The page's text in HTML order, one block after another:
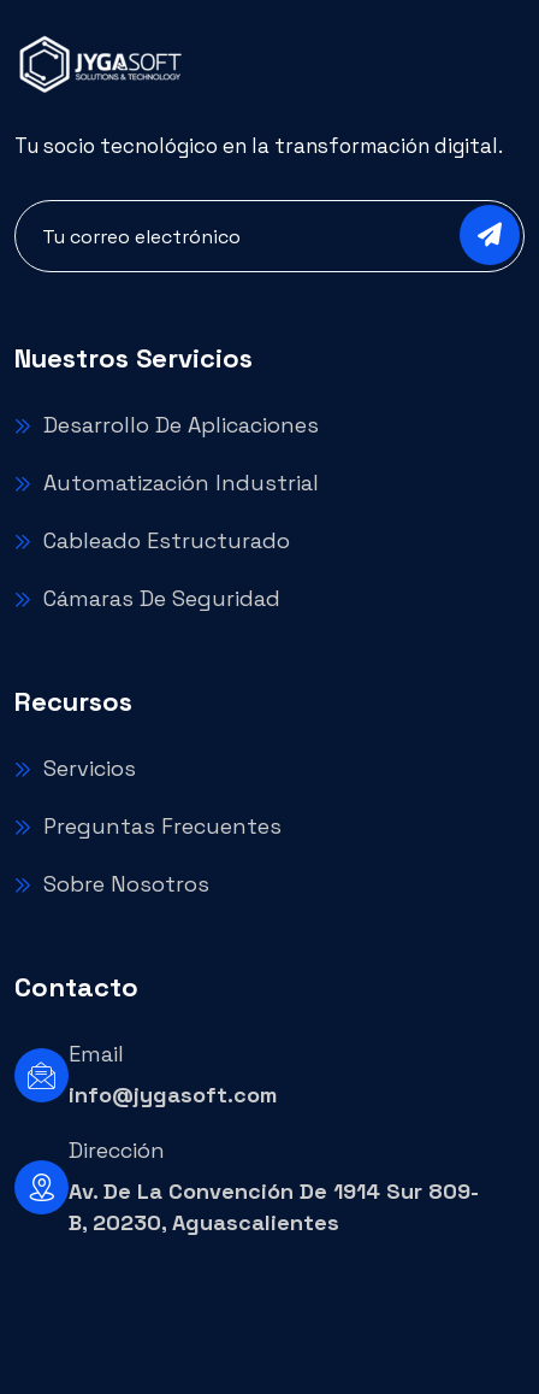
Tu socio tecnológico en la transformación digital.
Nuestros Servicios
Desarrollo De Aplicaciones
Automatización Industrial
Cableado Estructurado
Cámaras De Seguridad
Recursos
Servicios
Preguntas Frecuentes
Sobre Nosotros
Contacto
Email
info@jygasoft.com
Dirección
Av. De La Convención De 1914 Sur 809-
B, 20230, Aguascalientes